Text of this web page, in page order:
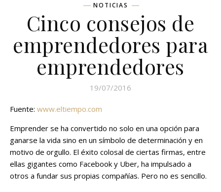
NOTICIAS
Cinco consejos de
emprendedores para
emprendedores
19/07/2016
Fuente: www.eltiempo.com
Emprender se ha convertido no solo en una opción para
ganarse la vida sino en un símbolo de determinación y en
motivo de orgullo. El éxito colosal de ciertas firmas, entre
ellas gigantes como Facebook y Uber, ha impulsado a
otros a fundar sus propias compañías. Pero no es sencillo.